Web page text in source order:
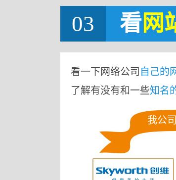
03 看网
看一下网络公司 自己的
了解有没有和一些知名
我公